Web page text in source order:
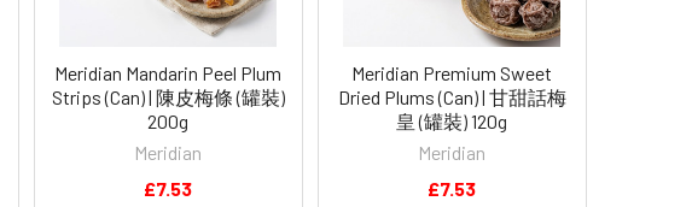
Meridian Mandarin Peel Plum
Strips (Can) | 陳皮梅條 (罐裝)
200g
Meridian
£7.53
Meridian Premium Sweet
Dried Plums (Can) | 甘甜話梅
皇 (罐裝) 120g
Meridian
£7.53